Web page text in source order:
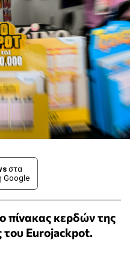
στα
Google
πίνακας κερδών της
Eurojackpot.